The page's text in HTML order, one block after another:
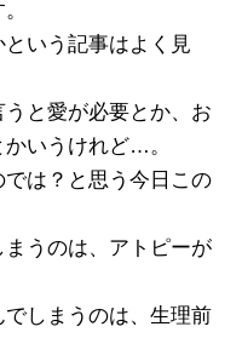
いう記事はよく見
と愛が必要とか、お
いうけれど…。
は？と思う今日この
うのは、アトピーが
でしまうのは、生理前